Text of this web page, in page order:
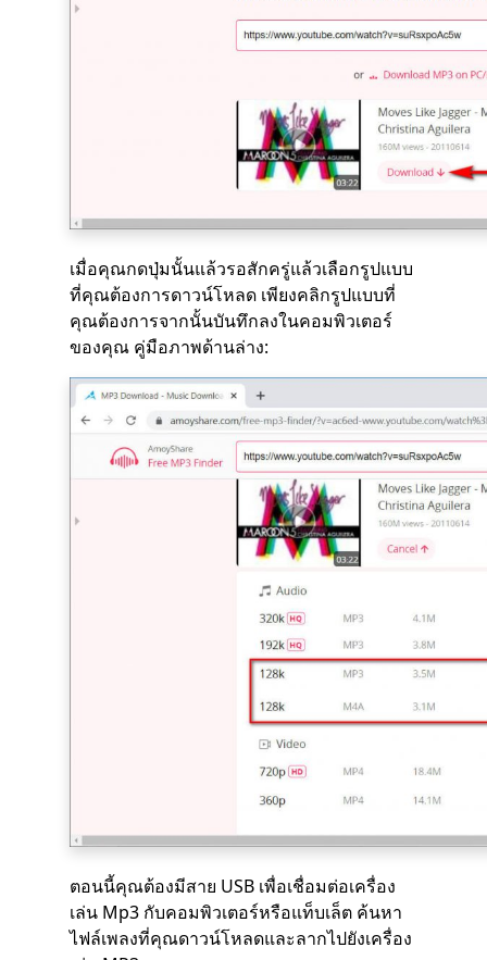
เมื่อคุณกดปุ่มนั้นแล้วรอสักครู่แล้วเลือกรูปแบบ
ที่คุณต้องการดาวน์โหลด เพียงคลิกรูปแบบที่
คุณต้องการจากนั้นบันทึกลงในคอมพิวเตอร์
ของคุณ คู่มือภาพด้านล่าง:
ตอนนี้คุณต้องมีสาย USB เพื่อเชื่อมต่อเครื่อง
เล่น Mp3 กับคอมพิวเตอร์หรือแท็บเล็ต ค้นหา
ไฟล์เพลงที่คุณดาวน์โหลดและลากไปยังเครื่อง